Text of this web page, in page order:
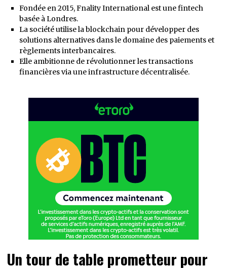
Fondée en 2015, Fnality International est une fintech
basée à Londres.
La société utilise la blockchain pour développer des
solutions alternatives dans le domaine des paiements et
règlements interbancaires.
Elle ambitionne de révolutionner les transactions
financières via une infrastructure décentralisée.
Un tour de table prometteur pour